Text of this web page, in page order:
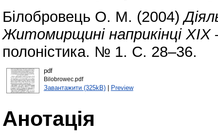
Білобровець О. М. (2004)
Житомирщині наприкінці
полоністика. № 1. С. 28–36.
pdf
Вilobrowec.pdf
Завантажити (325kB)| Preview
Анотація